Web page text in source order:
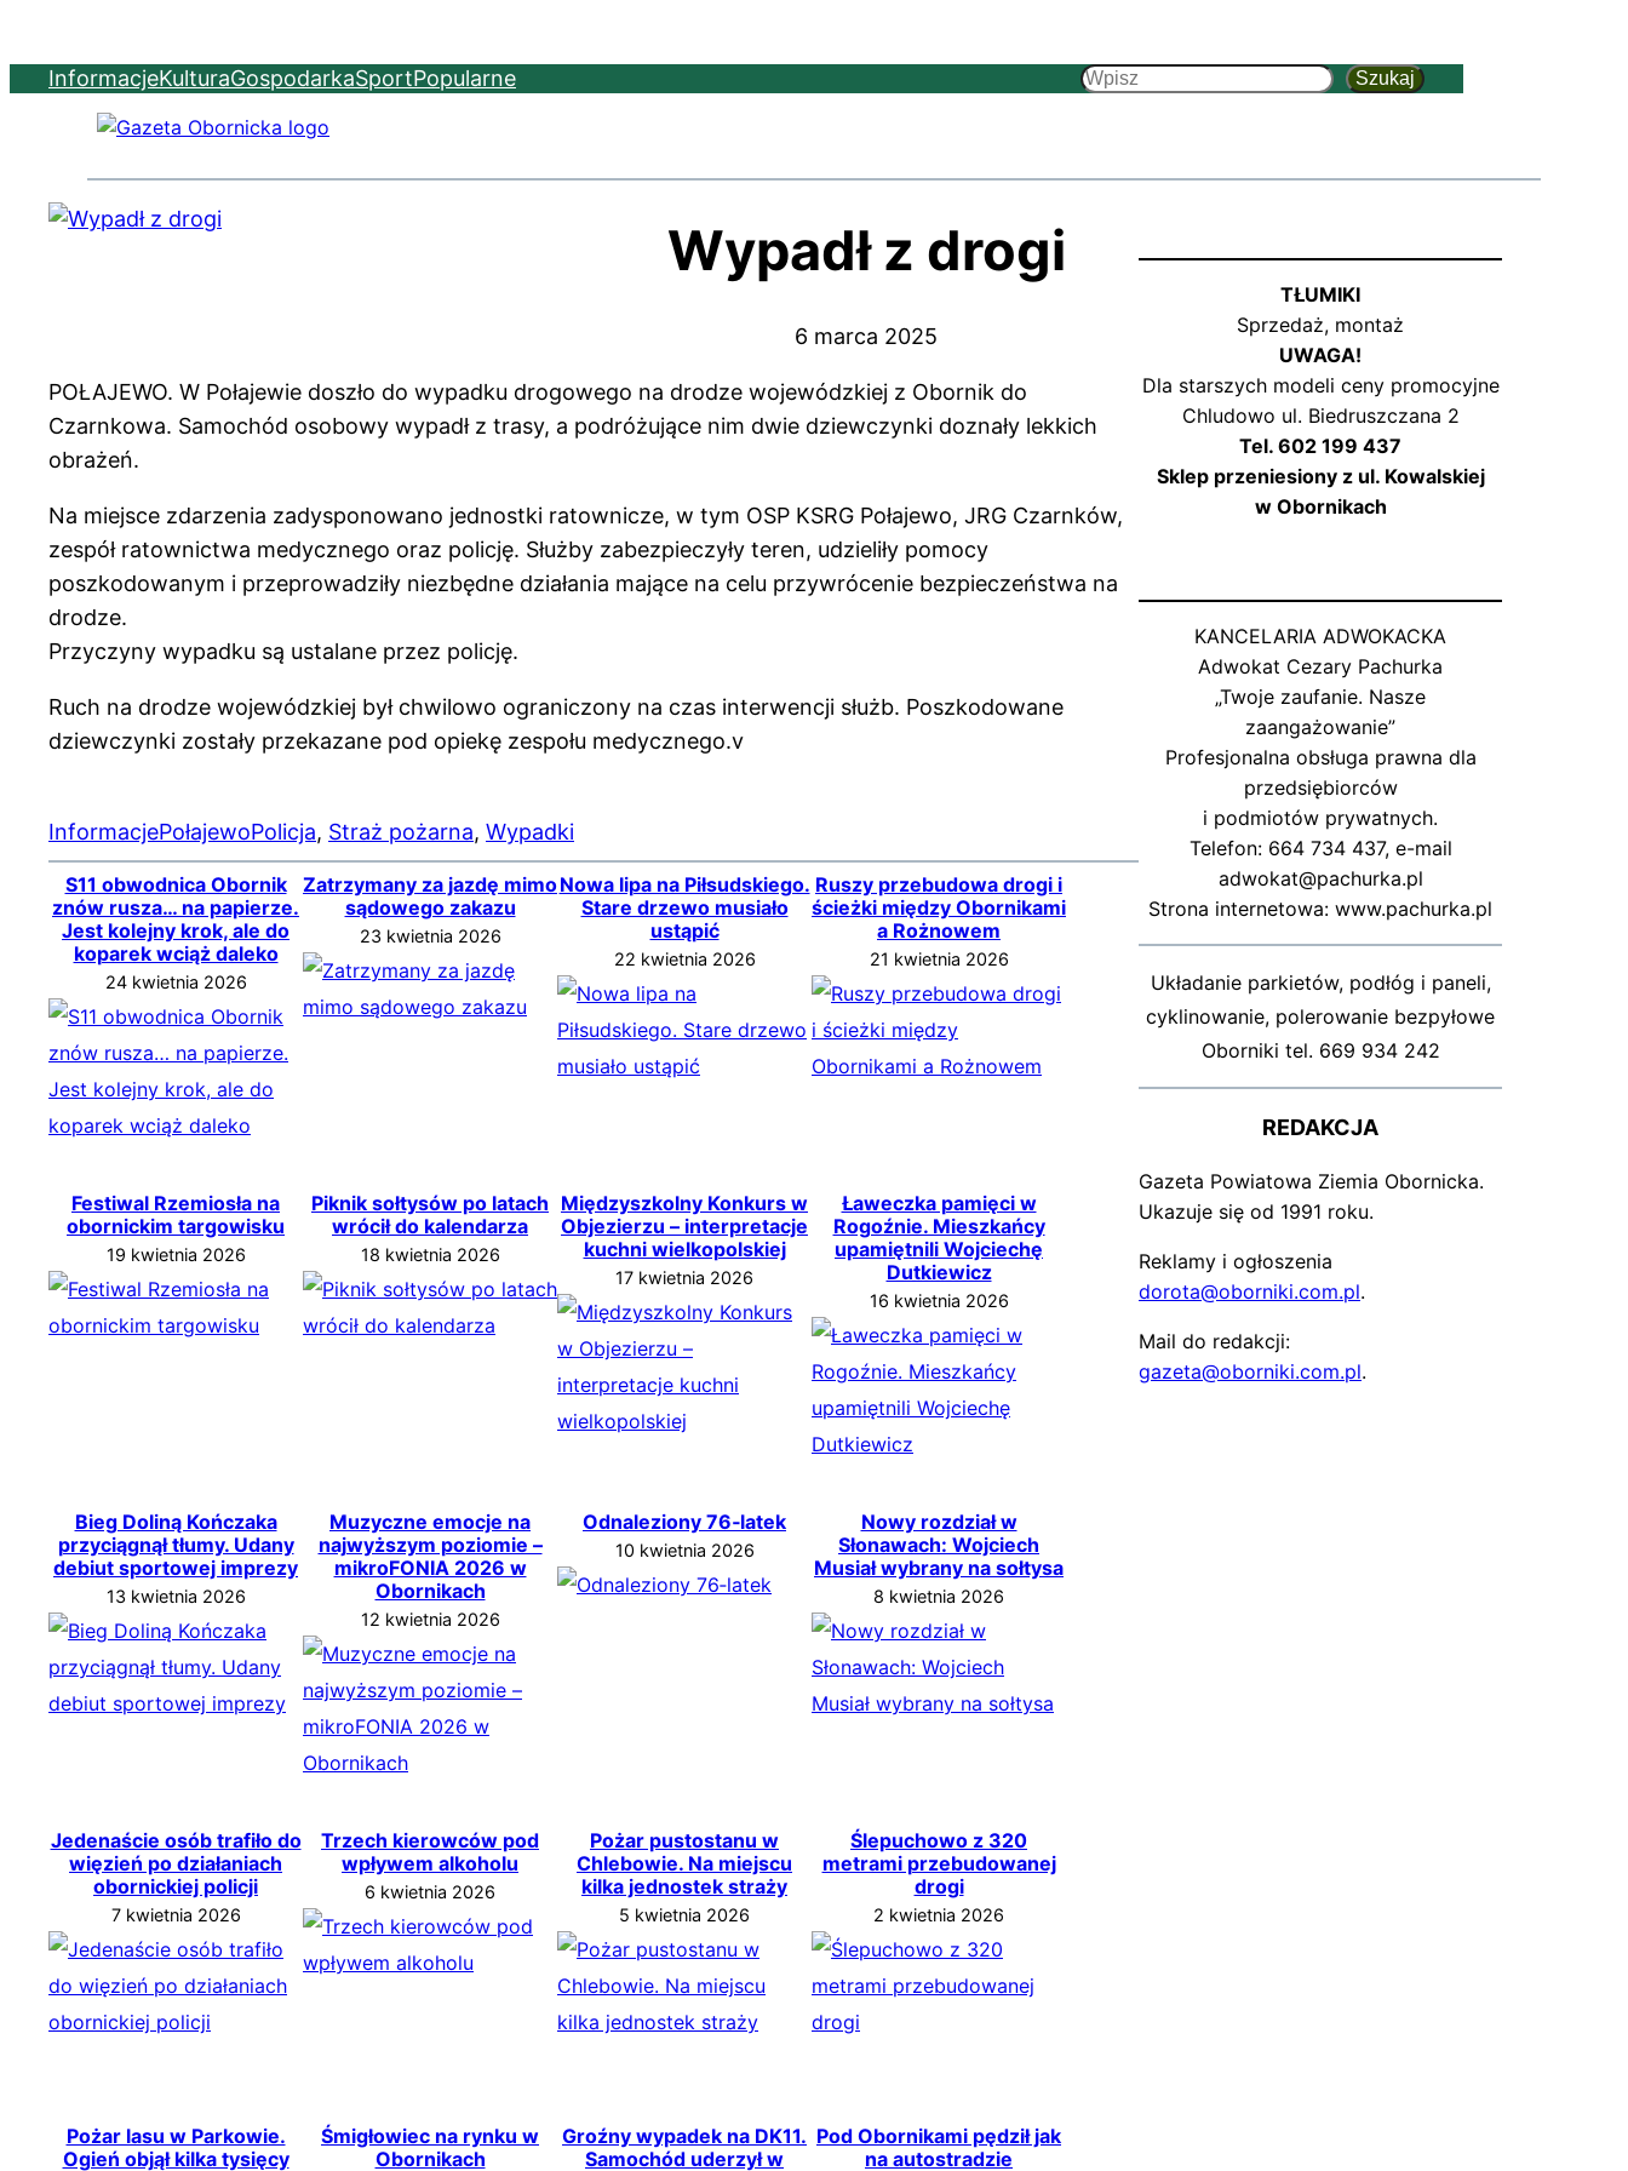
InformacjeKulturaGospodarkaSportPopularne
Szukaj
Szukaj
Wypadł z drogi
6 marca 2025
POŁAJEWO. W Połajewie doszło do wypadku drogowego na drodze wojewódzkiej z Obornik do
Czarnkowa. Samochód osobowy wypadł z trasy, a podróżujące nim dwie dziewczynki doznały lekkich
obrażeń.
Na miejsce zdarzenia zadysponowano jednostki ratownicze, w tym OSP KSRG Połajewo, JRG Czarnków,
zespół ratownictwa medycznego oraz policję. Służby zabezpieczyły teren, udzieliły pomocy
poszkodowanym i przeprowadziły niezbędne działania mające na celu przywrócenie bezpieczeństwa na
drodze.
Przyczyny wypadku są ustalane przez policję.
Ruch na drodze wojewódzkiej był chwilowo ograniczony na czas interwencji służb. Poszkodowane
dziewczynki zostały przekazane pod opiekę zespołu medycznego.v
InformacjePołajewoPolicja, Straż pożarna, Wypadki
S11 obwodnica Obornik
znów rusza… na papierze.
Jest kolejny krok, ale do
koparek wciąż daleko
24 kwietnia 2026
Zatrzymany za jazdę mimo
sądowego zakazu
23 kwietnia 2026
Nowa lipa na Piłsudskiego.
Stare drzewo musiało
ustąpić
22 kwietnia 2026
Ruszy przebudowa drogi i
ścieżki między Obornikami
a Rożnowem
21 kwietnia 2026
Festiwal Rzemiosła na
obornickim targowisku
19 kwietnia 2026
Piknik sołtysów po latach
wrócił do kalendarza
18 kwietnia 2026
Międzyszkolny Konkurs w
Objezierzu – interpretacje
kuchni wielkopolskiej
17 kwietnia 2026
Ławeczka pamięci w
Rogoźnie. Mieszkańcy
upamiętnili Wojciechę
Dutkiewicz
16 kwietnia 2026
Bieg Doliną Kończaka
przyciągnął tłumy. Udany
debiut sportowej imprezy
13 kwietnia 2026
Muzyczne emocje na
najwyższym poziomie –
mikroFONIA 2026 w
Obornikach
12 kwietnia 2026
Odnaleziony 76‑latek
10 kwietnia 2026
Nowy rozdział w
Słonawach: Wojciech
Musiał wybrany na sołtysa
8 kwietnia 2026
Jedenaście osób trafiło do
więzień po działaniach
obornickiej policji
7 kwietnia 2026
Trzech kierowców pod
wpływem alkoholu
6 kwietnia 2026
Pożar pustostanu w
Chlebowie. Na miejscu
kilka jednostek straży
5 kwietnia 2026
Ślepuchowo z 320
metrami przebudowanej
drogi
2 kwietnia 2026
Pożar lasu w Parkowie.
Ogień objął kilka tysięcy
Śmigłowiec na rynku w
Obornikach
Groźny wypadek na DK11.
Samochód uderzył w
Pod Obornikami pędził jak
na autostradzie
TŁUMIKI
Sprzedaż, montaż
UWAGA!
Dla starszych modeli ceny promocyjne
Chludowo ul. Biedruszczana 2
Tel. 602 199 437
Sklep przeniesiony z ul. Kowalskiej
w Obornikach
KANCELARIA ADWOKACKA
Adwokat Cezary Pachurka
„Twoje zaufanie. Nasze
zaangażowanie”
Profesjonalna obsługa prawna dla
przedsiębiorców
i podmiotów prywatnych.
Telefon: 664 734 437, e-mail
adwokat@pachurka.pl
Strona internetowa: www.pachurka.pl
Układanie parkietów, podłóg i paneli,
cyklinowanie, polerowanie bezpyłowe
Oborniki tel. 669 934 242
REDAKCJA
Gazeta Powiatowa Ziemia Obornicka.
Ukazuje się od 1991 roku.
Reklamy i ogłoszenia
dorota@oborniki.com.pl.
Mail do redakcji:
gazeta@oborniki.com.pl.